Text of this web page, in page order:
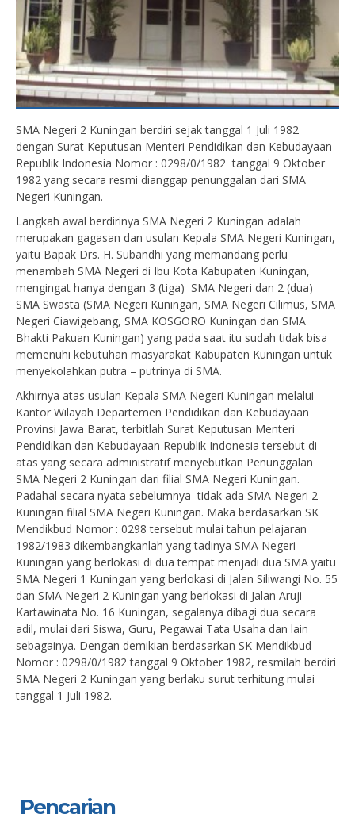
SMA Negeri 2 Kuningan berdiri sejak tanggal 1 Juli 1982
dengan Surat Keputusan Menteri Pendidikan dan Kebudayaan
Republik Indonesia Nomor : 0298/0/1982 tanggal 9 Oktober
1982 yang secara resmi dianggap penunggalan dari SMA
Negeri Kuningan.
Langkah awal berdirinya SMA Negeri 2 Kuningan adalah
merupakan gagasan dan usulan Kepala SMA Negeri Kuningan,
yaitu Bapak Drs. H. Subandhi yang memandang perlu
menambah SMA Negeri di Ibu Kota Kabupaten Kuningan,
mengingat hanya dengan 3 (tiga) SMA Negeri dan 2 (dua)
SMA Swasta (SMA Negeri Kuningan, SMA Negeri Cilimus, SMA
Negeri Ciawigebang, SMA KOSGORO Kuningan dan SMA
Bhakti Pakuan Kuningan) yang pada saat itu sudah tidak bisa
memenuhi kebutuhan masyarakat Kabupaten Kuningan untuk
menyekolahkan putra – putrinya di SMA.
Akhirnya atas usulan Kepala SMA Negeri Kuningan melalui
Kantor Wilayah Departemen Pendidikan dan Kebudayaan
Provinsi Jawa Barat, terbitlah Surat Keputusan Menteri
Pendidikan dan Kebudayaan Republik Indonesia tersebut di
atas yang secara administratif menyebutkan Penunggalan
SMA Negeri 2 Kuningan dari filial SMA Negeri Kuningan.
Padahal secara nyata sebelumnya tidak ada SMA Negeri 2
Kuningan filial SMA Negeri Kuningan. Maka berdasarkan SK
Mendikbud Nomor : 0298 tersebut mulai tahun pelajaran
1982/1983 dikembangkanlah yang tadinya SMA Negeri
Kuningan yang berlokasi di dua tempat menjadi dua SMA yaitu
SMA Negeri 1 Kuningan yang berlokasi di Jalan Siliwangi No. 55
dan SMA Negeri 2 Kuningan yang berlokasi di Jalan Aruji
Kartawinata No. 16 Kuningan, segalanya dibagi dua secara
adil, mulai dari Siswa, Guru, Pegawai Tata Usaha dan lain
sebagainya. Dengan demikian berdasarkan SK Mendikbud
Nomor : 0298/0/1982 tanggal 9 Oktober 1982, resmilah berdiri
SMA Negeri 2 Kuningan yang berlaku surut terhitung mulai
tanggal 1 Juli 1982.
Pencarian